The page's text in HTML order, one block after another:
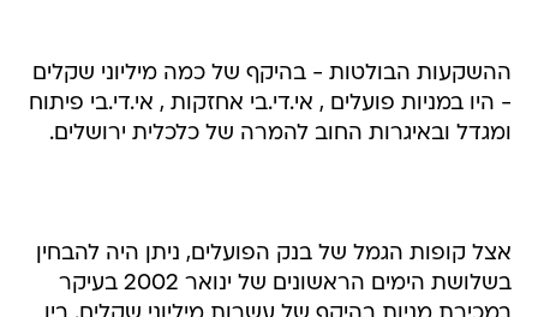
ההשקעות הבולטות - בהיקף של כמה מיליוני שקלים
- היו במניות פועלים , אי.די.בי אחזקות , אי.די.בי פיתוח
ומגדל ובאיגרות החוב להמרה של כלכלית ירושלים.
אצל קופות הגמל של בנק הפועלים, ניתן היה להבחין
בשלושת הימים הראשונים של ינואר 2002 בעיקר